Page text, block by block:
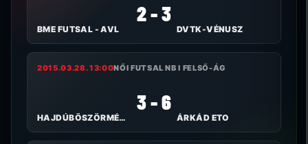
BME FUTSAL - AVL
2 - 3
DVTK-VÉNUSZ
2015.03.28. 13:00NŐI FUTSAL NB I FELSŐ-ÁG
HAJDÚBÖSZÖRMÉNYI TE
3 - 6
ÁRKÁD ETO